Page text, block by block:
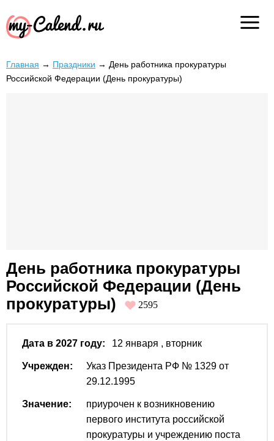
Главная → Праздники → День работника прокуратуры
Российской Федерации (День прокуратуры)
День работника прокуратуры
Российской Федерации (День
прокуратуры)
2595
Дата в 2027 году: 12 января , вторник
Учрежден:
Указ Президента РФ № 1329 от
29.12.1995
Значение:
приурочен к возникновению
первого института российской
прокуратуры и учреждению поста